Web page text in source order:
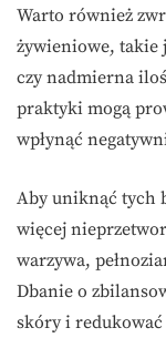
Warto również
żywieniowe, takie
czy nadmierna
praktyki mogą
wpłynąć
Aby uniknąć tych
więcej
warzywa,
Dbanie o
skóry i